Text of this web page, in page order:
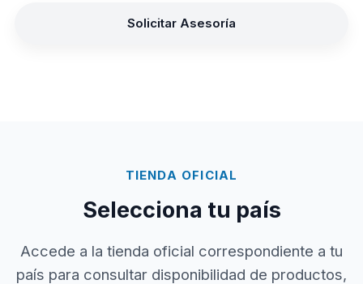
Solicitar Asesoría
TIENDA OFICIAL
Selecciona tu país
Accede a la tienda oficial correspondiente a tu
país para consultar disponibilidad de productos,